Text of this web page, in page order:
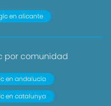
en alicante
por comunidad
en andalucía
en catalunya